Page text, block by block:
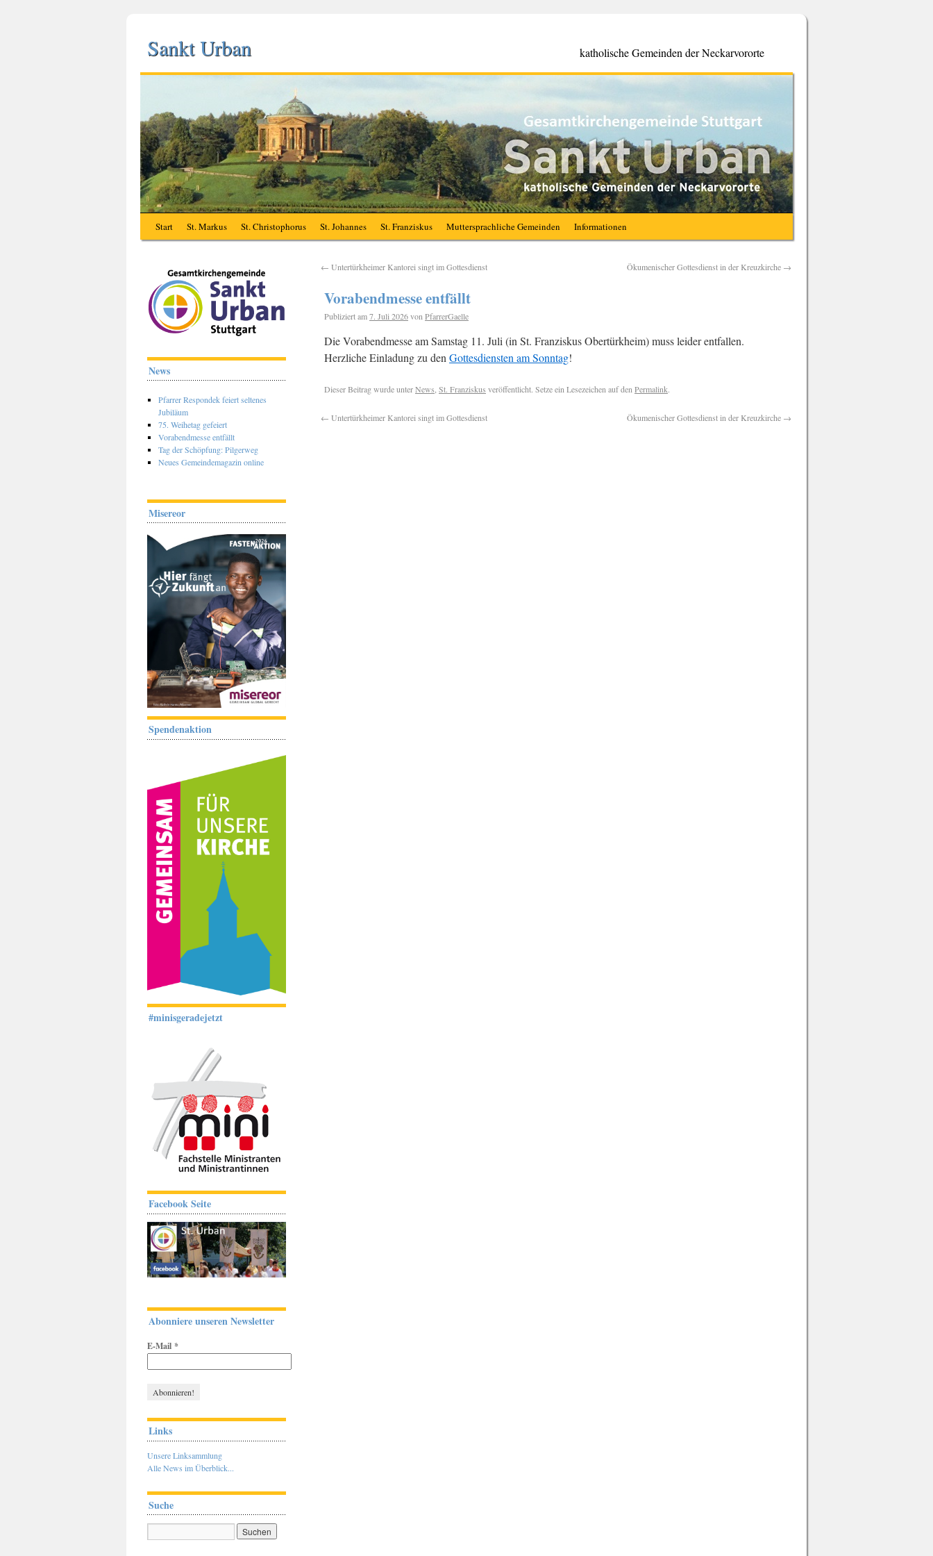
Sankt Urban katholische Gemeinden der Neckarvororte
Start St. Markus St. Christophorus St. Johannes St. Franziskus Muttersprachliche Gemeinden Informationen
← Untertürkheimer Kantorei singt im Gottesdienst Ökumenischer Gottesdienst in der Kreuzkirche →
Vorabendmesse entfällt
Publiziert am7. Juli 2026von PfarrerGaelle
Die Vorabendmesse am Samstag 11. Juli (in St. Franziskus Obertürkheim) muss leider entfallen.
Herzliche Einladung zu den Gottesdiensten am Sonntag!
Dieser Beitrag wurde unterNews St. Franziskus veröffentlicht. Setze ein Lesezeichen auf den Permalink.
← Untertürkheimer Kantorei singt im Gottesdienst Ökumenischer Gottesdienst in der Kreuzkirche →
News
Pfarrer Respondek feiert seltenes
Jubiläum
75. Weihetag gefeiert
Vorabendmesse entfällt
Tag der Schöpfung: Pilgerweg
Neues Gemeindemagazin online
Misereor
Spendenaktion
#minisgeradejetzt
Facebook Seite
Abonniere unseren Newsletter
E-Mail *
Links
Unsere Linksammlung
Alle News im Überblick...
Suche